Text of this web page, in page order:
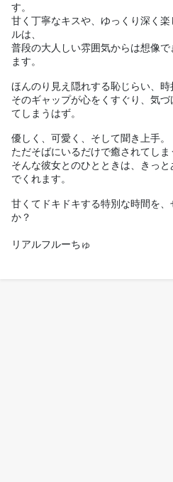
す。
甘く丁寧なキスや、ゆっくり深く
ルは、
普段の大人しい雰囲気からは想像
ます。
ほんのり見え隠れする恥じらい、時
そのギャップが心をくすぐり、気
てしまうはず。
優しく、可愛く、そして聞き上手。
ただそばにいるだけで癒されてし
そんな彼女とのひとときは、きっ
でくれます。
甘くてドキドキする特別な時間を
か？
リアルフルーちゅ